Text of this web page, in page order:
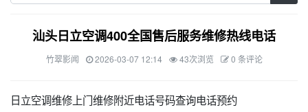
汕头日立空调400全国售后服务维修热线电话
竹翠影闻 2026-03-07 12:14 43次浏览 0 条评论
日立空调维修上门维修附近电话号码查询电话预约